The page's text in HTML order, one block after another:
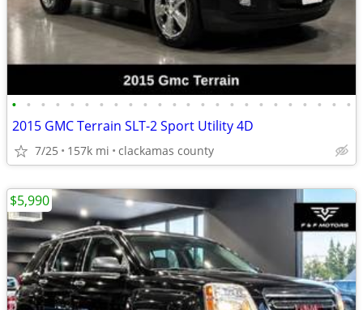
• • • • • • • • • • • • • • • • • • • • • • • •
2015 GMC Terrain SLT-2 Sport Utility 4D
7/25 157k mi clackamas county
$5,990